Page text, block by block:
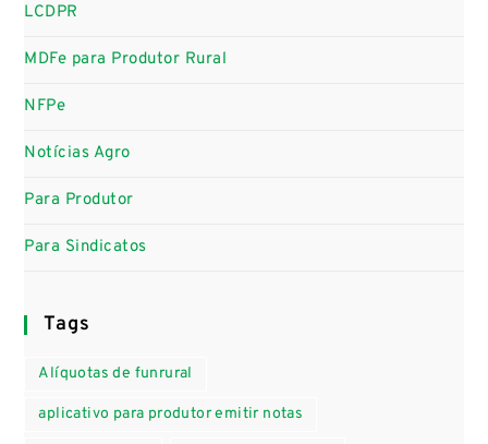
LCDPR
MDFe para Produtor Rural
NFPe
Notícias Agro
Para Produtor
Para Sindicatos
Tags
Alíquotas de funrural
aplicativo para produtor emitir notas